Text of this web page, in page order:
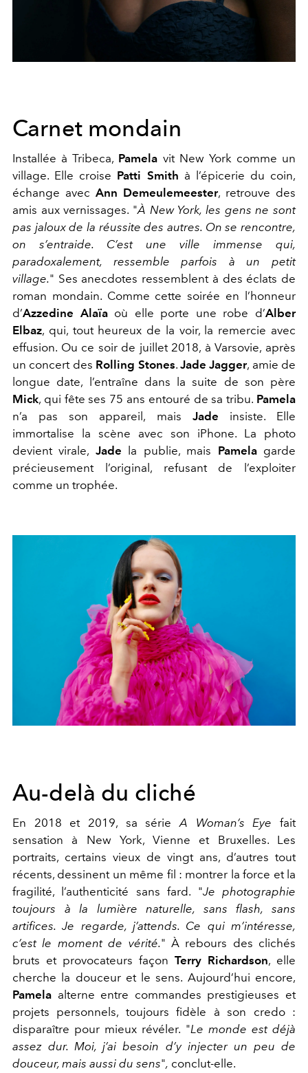
Carnet mondain
Installée à Tribeca, Pamela vit New York comme un
village. Elle croise Patti Smith à l’épicerie du coin,
échange avec Ann Demeulemeester, retrouve des
amis aux vernissages. "À New York, les gens ne sont
pas jaloux de la réussite des autres. On se rencontre,
on s’entraide. C’est une ville immense qui,
paradoxalement, ressemble parfois à un petit
village." Ses anecdotes ressemblent à des éclats de
roman mondain. Comme cette soirée en l’honneur
d’Azzedine Alaïaoù elle porte une robe d’Alber
Elbaz, qui, tout heureux de la voir, la remercie avec
effusion. Ou ce soir de juillet 2018, à Varsovie, après
un concert des Rolling Stones. Jade Jagger, amie de
longue date, l’entraîne dans la suite de son père
Mick, qui fête ses 75 ans entouré de sa tribu. Pamela
n’a pas son appareil, mais Jade insiste. Elle
immortalise la scène avec son iPhone. La photo
devient virale, Jade la publie, mais Pamelagarde
précieusement l’original, refusant de l’exploiter
comme un trophée.
Au-delà du cliché
En 2018 et 2019, sa série A Woman’s Eye fait
sensation à New York, Vienne et Bruxelles. Les
portraits, certains vieux de vingt ans, d’autres tout
récents, dessinent un même fil : montrer la force et la
fragilité, l’authenticité sans fard. "Je photographie
toujours à la lumière naturelle, sans flash, sans
artifices. Je regarde, j’attends. Ce qui m’intéresse,
c’est le moment de vérité." À rebours des clichés
bruts et provocateurs façon Terry Richardson, elle
cherche la douceur et le sens. Aujourd’hui encore,
Pamela alterne entre commandes prestigieuses et
projets personnels, toujours fidèle à son credo :
disparaître pour mieux révéler. "Le monde est déjà
assez dur. Moi, j’ai besoin d’y injecter un peu de
douceur, mais aussi du sens", conclut-elle.